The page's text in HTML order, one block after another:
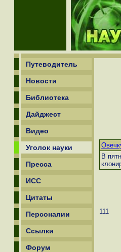
Путеводитель
Новости
Библиотека
Дайджест
Видео
Уголок науки
Пресса
ИСС
Цитаты
Персоналии
Ссылки
Форум
В
111